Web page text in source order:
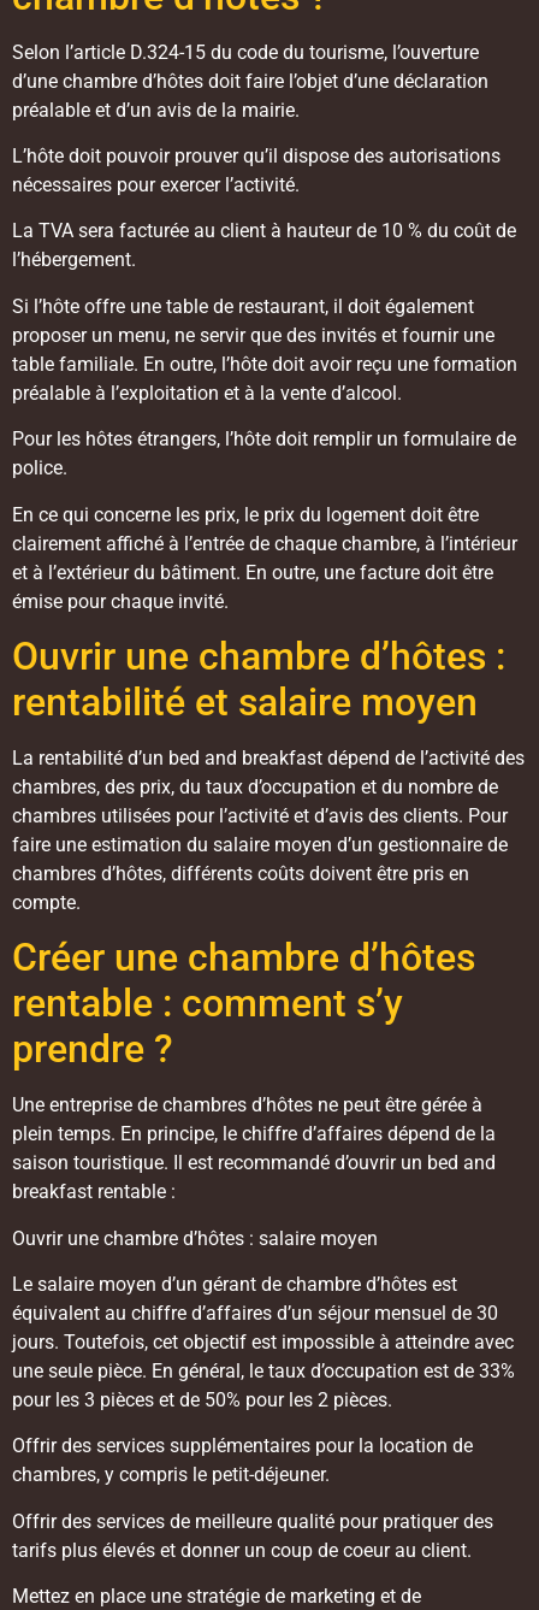
Selon l’article D.324-15 du code du tourisme, l’ouverture
d’une chambre d’hôtes doit faire l’objet d’une déclaration
préalable et d’un avis de la mairie.
L’hôte doit pouvoir prouver qu’il dispose des autorisations
nécessaires pour exercer l’activité.
La TVA sera facturée au client à hauteur de 10 % du coût de
l’hébergement.
Si l’hôte offre une table de restaurant, il doit également
proposer un menu, ne servir que des invités et fournir une
table familiale. En outre, l’hôte doit avoir reçu une formation
préalable à l’exploitation et à la vente d’alcool.
Pour les hôtes étrangers, l’hôte doit remplir un formulaire de
police.
En ce qui concerne les prix, le prix du logement doit être
clairement affiché à l’entrée de chaque chambre, à l’intérieur
et à l’extérieur du bâtiment. En outre, une facture doit être
émise pour chaque invité.
Ouvrir une chambre d’hôtes :
rentabilité et salaire moyen
La rentabilité d’un bed and breakfast dépend de l’activité des
chambres, des prix, du taux d’occupation et du nombre de
chambres utilisées pour l’activité et d’avis des clients. Pour
faire une estimation du salaire moyen d’un gestionnaire de
chambres d’hôtes, différents coûts doivent être pris en
compte.
Créer une chambre d’hôtes
rentable : comment s’y
prendre ?
Une entreprise de chambres d’hôtes ne peut être gérée à
plein temps. En principe, le chiffre d’affaires dépend de la
saison touristique. Il est recommandé d’ouvrir un bed and
breakfast rentable :
Ouvrir une chambre d’hôtes : salaire moyen
Le salaire moyen d’un gérant de chambre d’hôtes est
équivalent au chiffre d’affaires d’un séjour mensuel de 30
jours. Toutefois, cet objectif est impossible à atteindre avec
une seule pièce. En général, le taux d’occupation est de 33%
pour les 3 pièces et de 50% pour les 2 pièces.
Offrir des services supplémentaires pour la location de
chambres, y compris le petit-déjeuner.
Offrir des services de meilleure qualité pour pratiquer des
tarifs plus élevés et donner un coup de coeur au client.
Mettez en place une stratégie de marketing et de